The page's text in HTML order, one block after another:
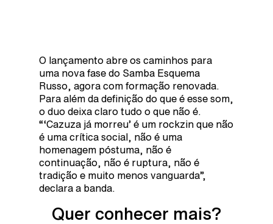
O lançamento abre os caminhos para
uma nova fase do Samba Esquema
Russo, agora com formação renovada.
Para além da definição do que é esse som,
o duo deixa claro tudo o que não é.
“‘Cazuza já morreu’ é um rockzin que não
é uma crítica social, não é uma
homenagem póstuma, não é
continuação, não é ruptura, não é
tradição e muito menos vanguarda”,
declara a banda.
Quer conhecer mais?